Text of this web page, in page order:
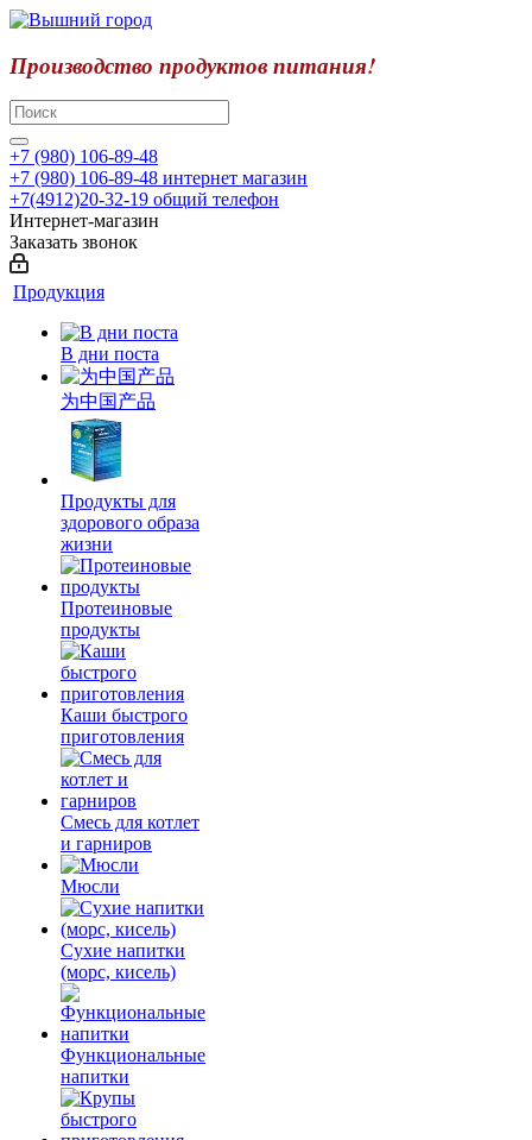
Производство продуктов питания!
+7 (980) 106-89-48
+7 (980) 106-89-48 интернет магазин
+7(4912)20-32-19 общий телефон
Интернет-магазин
Заказать звонок
Продукция
В дни поста
为中国产品
Продукты для
здорового образа
жизни
Протеиновые
продукты
Каши быстрого
приготовления
Смесь для котлет
и гарниров
Мюсли
Сухие напитки
(морс, кисель)
Функциональные
напитки